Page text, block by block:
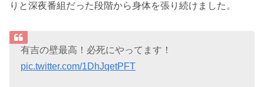
りと深夜番組だった段階から身体を張り続けました。
有吉の壁最高！必死にやってます！
pic.twitter.com/1DhJqetPFT